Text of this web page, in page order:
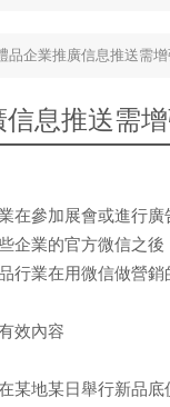
品企業推廣信息推送需
息推送需
在參加展會或進行
企業的官方微信之
行業在用微信做營
效內容
地某日舉行新品底